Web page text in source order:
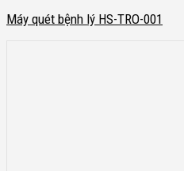
Máy quét bệnh lý HS-TRO-001